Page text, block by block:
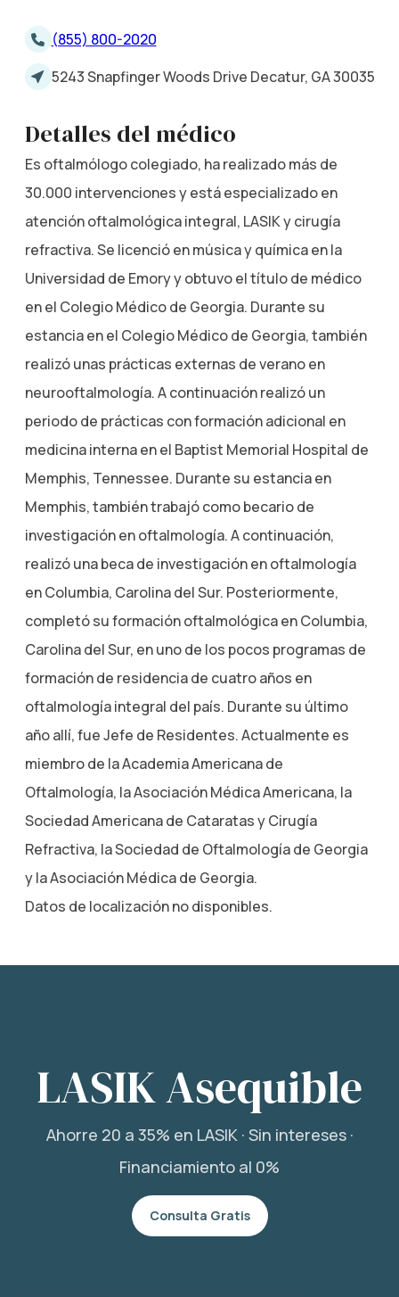
(855) 800-2020
5243 Snapfinger Woods Drive Decatur, GA 30035
Detalles del médico
Es oftalmólogo colegiado, ha realizado más de
30.000 intervenciones y está especializado en
atención oftalmológica integral, LASIK y cirugía
refractiva. Se licenció en música y química en la
Universidad de Emory y obtuvo el título de médico
en el Colegio Médico de Georgia. Durante su
estancia en el Colegio Médico de Georgia, también
realizó unas prácticas externas de verano en
neurooftalmología. A continuación realizó un
periodo de prácticas con formación adicional en
medicina interna en el Baptist Memorial Hospital de
Memphis, Tennessee. Durante su estancia en
Memphis, también trabajó como becario de
investigación en oftalmología. A continuación,
realizó una beca de investigación en oftalmología
en Columbia, Carolina del Sur. Posteriormente,
completó su formación oftalmológica en Columbia,
Carolina del Sur, en uno de los pocos programas de
formación de residencia de cuatro años en
oftalmología integral del país. Durante su último
año allí, fue Jefe de Residentes. Actualmente es
miembro de la Academia Americana de
Oftalmología, la Asociación Médica Americana, la
Sociedad Americana de Cataratas y Cirugía
Refractiva, la Sociedad de Oftalmología de Georgia
y la Asociación Médica de Georgia.
Datos de localización no disponibles.
LASIK Asequible
Ahorre 20 a 35% en LASIK · Sin intereses ·
Financiamiento al 0%
Consulta Gratis